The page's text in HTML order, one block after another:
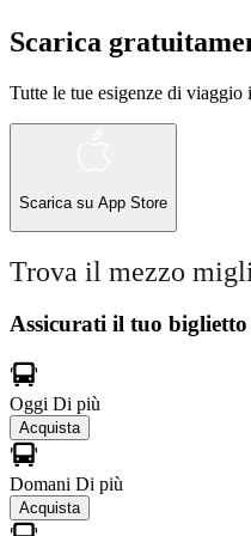
Scarica
Tutte le tue esigenze di viaggio
Scarica su App Store
Trova il mezzo
Assicurati il ​​tuo
Oggi Di più
Acquista
Domani Di più
Acquista